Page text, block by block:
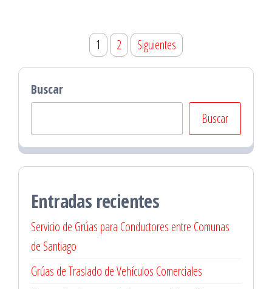
Paginación
de
entradas
1 2 Siguientes
Buscar
Buscar
Entradas recientes
Servicio de Grúas para Conductores entre Comunas
de Santiago
Grúas de Traslado de Vehículos Comerciales